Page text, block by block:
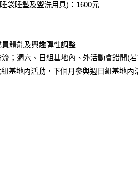
袋睡墊及盥洗用具)：1600元
體能及興趣彈性調整
；週六、日組基地內、外活動會錯開(
基地內活動，下個月參與週日組基地內